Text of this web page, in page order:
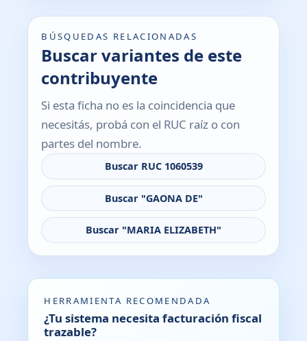
BÚSQUEDAS RELACIONADAS
Buscar variantes de este
contribuyente
Si esta ficha no es la coincidencia que
necesitás, probá con el RUC raíz o con
partes del nombre.
Buscar RUC 1060539
Buscar "GAONA DE"
Buscar "MARIA ELIZABETH"
HERRAMIENTA RECOMENDADA
¿Tu sistema necesita facturación fiscal
trazable?